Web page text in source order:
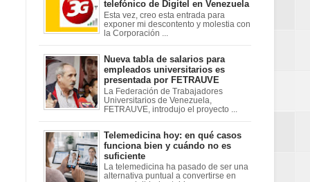
telefónico de Digitel en Venezuela
Esta vez, creo esta entrada para
exponer mi descontento y molestia con
la Corporación ...
Nueva tabla de salarios para
empleados universitarios es
presentada por FETRAUVE
La Federación de Trabajadores
Universitarios de Venezuela,
FETRAUVE, introdujo el proyecto ...
Telemedicina hoy: en qué casos
funciona bien y cuándo no es
suficiente
La telemedicina ha pasado de ser una
alternativa puntual a convertirse en